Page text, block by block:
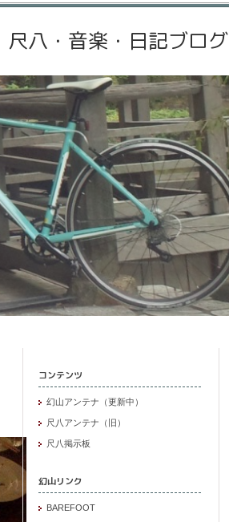
八・音楽・日記ブログ
コンテンツ
幻山アンテナ（更新中）
尺八アンテナ（旧）
尺八掲示板
幻山リンク
BAREFOOT